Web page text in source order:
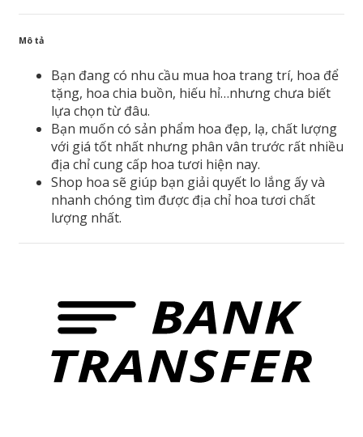
Mô tả
Bạn đang có nhu cầu mua hoa trang trí, hoa để
tặng, hoa chia buồn, hiếu hỉ…nhưng chưa biết
lựa chọn từ đâu.
Bạn muốn có sản phẩm hoa đẹp, lạ, chất lượng
với giá tốt nhất nhưng phân vân trước rất nhiều
địa chỉ cung cấp hoa tươi hiện nay.
Shop hoa sẽ giúp bạn giải quyết lo lắng ấy và
nhanh chóng tìm được địa chỉ hoa tươi chất
lượng nhất.